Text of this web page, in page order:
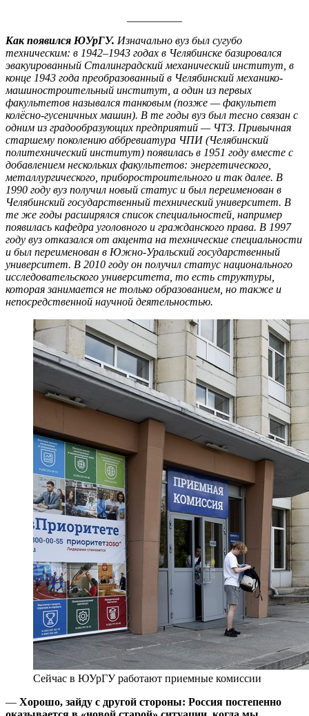
Как появился ЮУрГУ. Изначально вуз был сугубо
техническим: в 1942–1943 годах в Челябинске базировался
эвакуированный Сталинградский механический институт, в
конце 1943 года преобразованный в Челябинский механико-
машиностроительный институт, а один из первых
факультетов назывался танковым (позже — факультет
колёсно-гусеничных машин). В те годы вуз был тесно связан с
одним из градообразующих предприятий — ЧТЗ. Привычная
старшему поколению аббревиатура ЧПИ (Челябинский
политехнический институт) появилась в 1951 году вместе с
добавлением нескольких факультетов: энергетического,
металлургического, приборостроительного и так далее. В
1990 году вуз получил новый статус и был переименован в
Челябинский государственный технический университет. В
те же годы расширялся список специальностей, например
появилась кафедра уголовного и гражданского права. В 1997
году вуз отказался от акцента на технические специальности
и был переименован в Южно-Уральский государственный
университет. В 2010 году он получил статус национального
исследовательского университета, то есть структуры,
которая занимается не только образованием, но также и
непосредственной научной деятельностью.
Сейчас в ЮУрГУ работают приемные комиссии
— Хорошо, зайду с другой стороны: Россия постепенно